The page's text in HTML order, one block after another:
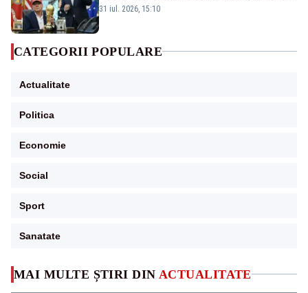
MAI MULTE ȘTIRI DIN ACTUALITATE
privind investitorii străini
31 iul. 2026, 15:10
CATEGORII POPULARE
Actualitate
Politica
Economie
Social
Sport
Sanatate